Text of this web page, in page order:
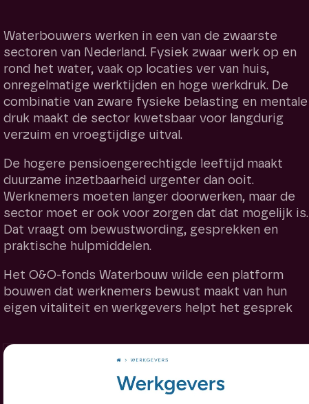
Waterbouwers werken in een van de zwaarste
sectoren van Nederland. Fysiek zwaar werk op en
rond het water, vaak op locaties ver van huis,
onregelmatige werktijden en hoge werkdruk. De
combinatie van zware fysieke belasting en mentale
druk maakt de sector kwetsbaar voor langdurig
verzuim en vroegtijdige uitval.
De hogere pensioengerechtigde leeftijd maakt
duurzame inzetbaarheid urgenter dan ooit.
Werknemers moeten langer doorwerken, maar de
sector moet er ook voor zorgen dat dat mogelijk is.
Dat vraagt om bewustwording, gesprekken en
praktische hulpmiddelen.
Het O&O-fonds Waterbouw wilde een platform
bouwen dat werknemers bewust maakt van hun
eigen vitaliteit en werkgevers helpt het gesprek